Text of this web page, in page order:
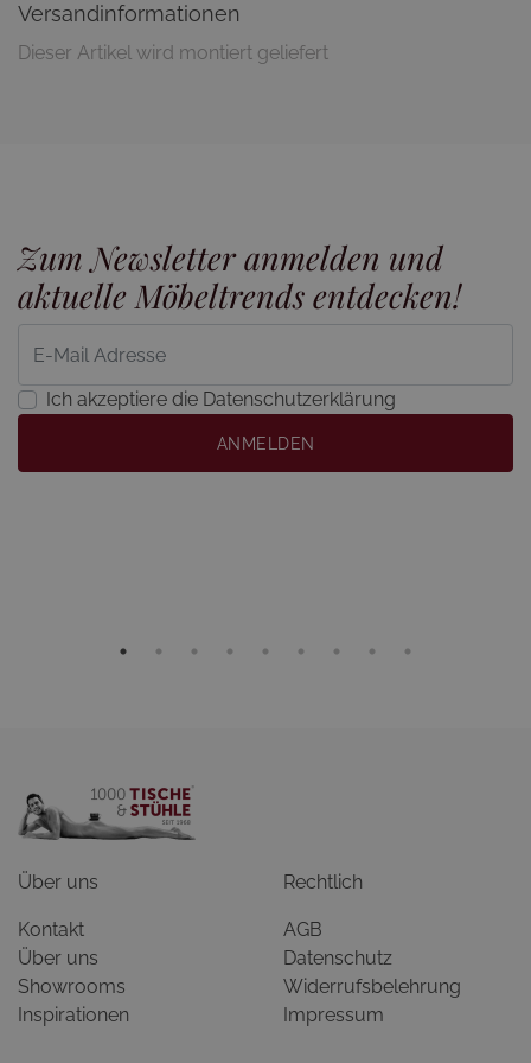
Versandinformationen
Dieser Artikel wird montiert geliefert
Zum Newsletter anmelden und
aktuelle Möbeltrends entdecken!
Ich akzeptiere die Datenschutzerklärung
ANMELDEN
Über uns
Kontakt
Über uns
Showrooms
Inspirationen
Rechtlich
AGB
Datenschutz
Widerrufsbelehrung
Impressum